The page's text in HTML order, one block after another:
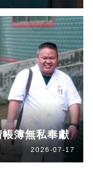
簿無私奉獻
2026-07-17